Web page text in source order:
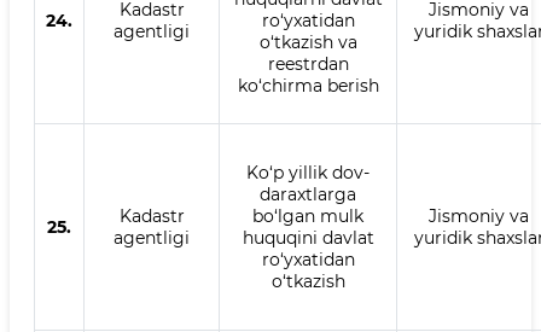
24.
Kadastr
agentligi
ro‘yxatidan
o‘tkazish va
reestrdan
ko‘chirma berish
Jismoniy va
yuridik
25.
Kadastr
agentligi
Ko‘p yillik dov-
daraxtlarga
bo‘lgan mulk
huquqini davlat
ro‘yxatidan
o‘tkazish
Jismoniy va
yuridik